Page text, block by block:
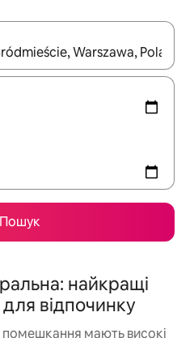
використовуйте для
Пошук
найкращі
відпочинку
помешкання мають високі